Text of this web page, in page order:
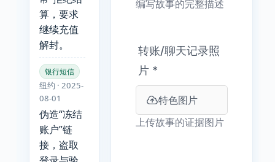
算，要求
继续充值
解封。
银行短信
纽约 · 2025-
08-01
伪造“冻结
账户”链
接，盗取
编写故事的完整描述
转账/聊天记录照
片 *
特色图片
上传故事的证据图片